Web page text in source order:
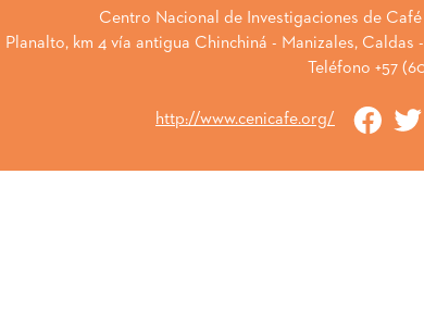
Centro Nacional de Investigaciones de
Planalto, km 4 vía antigua Chinchiná - Manizales, Caldas
Teléfono +57
http://www.cenicafe.org/